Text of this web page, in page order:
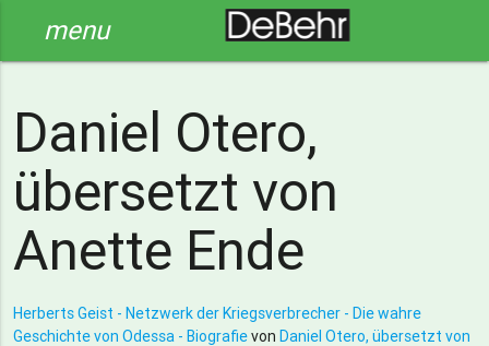
menu
Daniel Otero,
übersetzt von
Anette Ende
Herberts Geist - Netzwerk der Kriegsverbrecher - Die wahre
Geschichte von Odessa - Biografievon Daniel Otero, übersetzt von